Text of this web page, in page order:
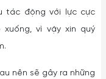
tác động với lực cực
vì vậy xin quý
nên sẽ gây ra những